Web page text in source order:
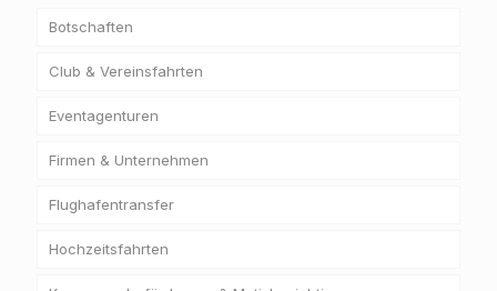
Botschaften
Club & Vereinsfahrten
Eventagenturen
Firmen & Unternehmen
Flughafentransfer
Hochzeitsfahrten